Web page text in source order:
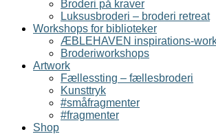
Broderi på kraver
Luksusbroderi – broderi retreat
Workshops for biblioteker
ÆBLEHAVEN inspirations-
Broderiworkshops
Artwork
Fællessting – fællesbroderi
Kunsttryk
#småfragmenter
#fragmenter
Shop